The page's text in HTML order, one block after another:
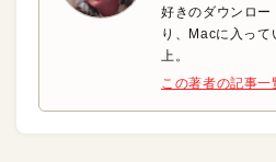
好きのダウンロ
り、Macに入っ
上。
この著者の記事一